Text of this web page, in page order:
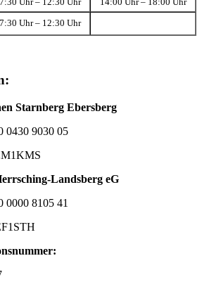
Uhr – 12:30 Uhr
Starnberg Ebersberg
0430 9030 05
Landsberg eG
8105 41